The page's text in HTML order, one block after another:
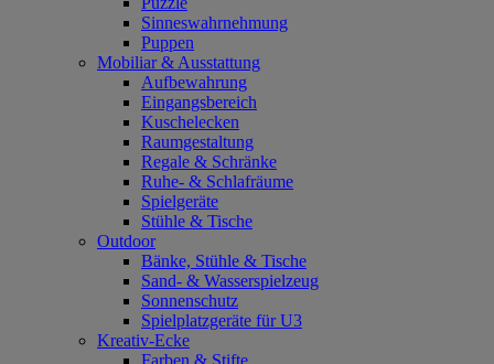
Sinneswahrnehmung
Puppen
Mobiliar & Ausstattung
Aufbewahrung
Eingangsbereich
Kuschelecken
Raumgestaltung
Regale & Schränke
Ruhe- & Schlafräume
Spielgeräte
Stühle & Tische
Outdoor
Bänke, Stühle & Tische
Sand- & Wasserspielzeug
Sonnenschutz
Spielplatzgeräte für U3
Kreativ-Ecke